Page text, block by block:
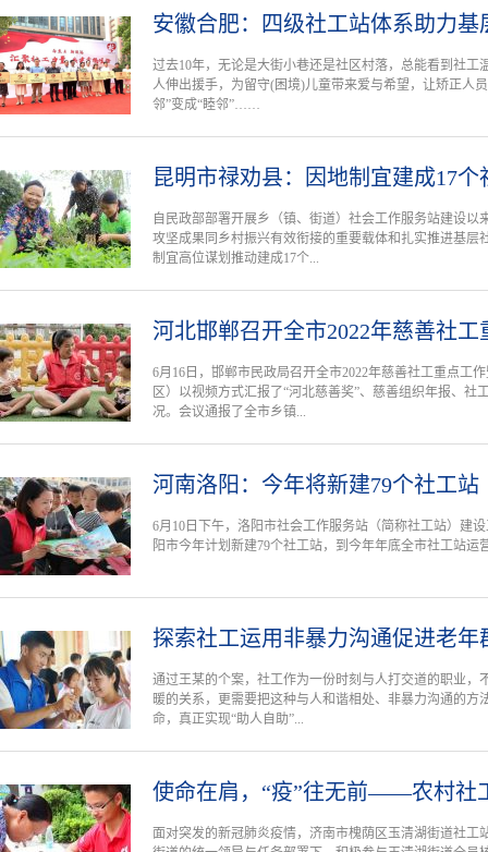
安徽合肥：四级社工站体系助力基
过去10年，无论是大街小巷还是社区村落，总能看到社
人伸出援手，为留守(困境)儿童带来爱与希望，让矫正人
邻”变成“睦邻”……
昆明市禄劝县：因地制宜建成17
自民政部部署开展乡（镇、街道）社会工作服务站建设
攻坚成果同乡村振兴有效衔接的重要载体和扎实推进基层
制宜高位谋划推动建成17个...
河北邯郸召开全市2022年慈善社
6月16日，邯郸市民政局召开全市2022年慈善社工重点工
区）以视频方式汇报了“河北慈善奖”、慈善组织年报、社
况。会议通报了全市乡镇...
河南洛阳：今年将新建79个社工站
6月10日下午，洛阳市社会工作服务站（简称社工站）建
阳市今年计划新建79个社工站，到今年年底全市社工站运
探索社工运用非暴力沟通促进老年
通过王某的个案，社工作为一份时刻与人打交道的职业，
暖的关系，更需要把这种与人和谐相处、非暴力沟通的方
命，真正实现“助人自助”...
使命在肩，“疫”往无前——农村社
面对突发的新冠肺炎疫情，济南市槐荫区玉清湖街道社工